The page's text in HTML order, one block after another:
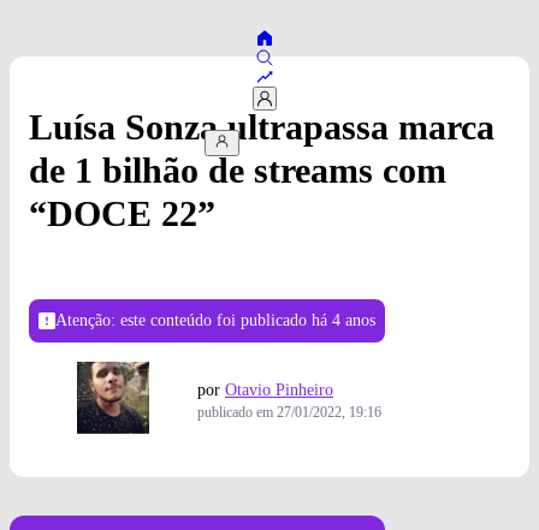
Luísa Sonza ultrapassa marca
de 1 bilhão de streams com
“DOCE 22”
Atenção: este conteúdo foi publicado há 4 anos
por Otavio Pinheiro
publicado em 27/01/2022, 19:16